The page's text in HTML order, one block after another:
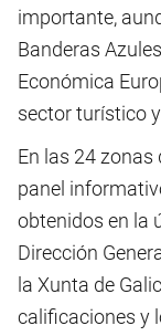
importante,
Banderas
Económica
sector turístico
En las 24
panel
obtenidos en la
Dirección
la Xunta de
calificaciones y